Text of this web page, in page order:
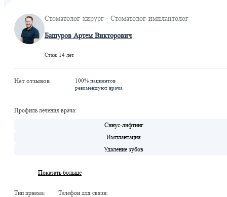
Стоматолог-хирург · Стоматолог-имплантолог
Башуров Артем Викторович
Стаж 14 лет
Нет отзывов
100% пациентов
рекомендуют врача
Профиль лечения врача:
Синус-лифтинг
Имплантация
Удаление зубов
Показать больше
Тип приема: Телефон для связи: